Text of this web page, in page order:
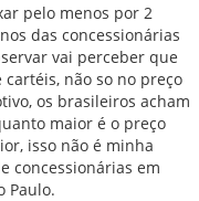
pelo menos por 2
das concessionárias
vai perceber que
não so no preço
os brasileiros acham
maior é o preço
isso não é minha
concessionárias em
Paulo.